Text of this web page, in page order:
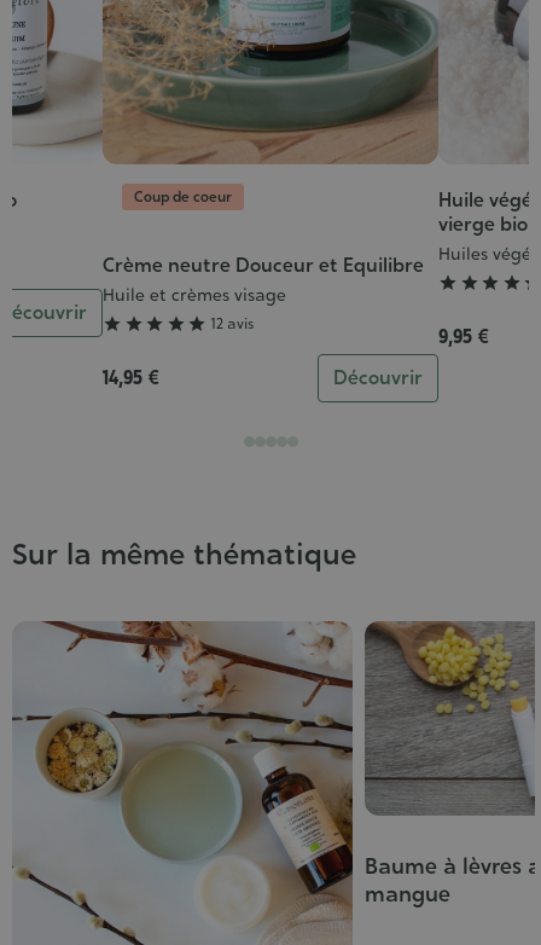
Coup de coeur
Crème neutre Douceur et Equilibre
Huile et crèmes visage
Grade
:
5/5
     12 avis
14,95 € Découvrir
Huile
vierge bio
Huiles
Grade
:
5/5
   
9,95 €
Sur la même thématique
Baume à lèvres
mangue